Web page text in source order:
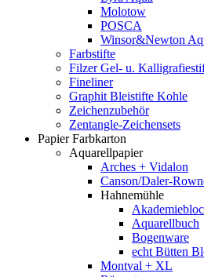
Molotow
POSCA
Winsor&Newton
Farbstifte
Filzer Gel- u.
Fineliner
Graphit Bleistifte Kohle
Zeichenzubehör
Zentangle-Zeichensets
Papier Farbkarton
Aquarellpapier
Arches + Vidalon
Canson/Daler-
Hahnemühle
Aquarellbuch
Bogenware
echt Bütten
Montval + XL